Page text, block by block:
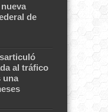
de
al tráfico
una